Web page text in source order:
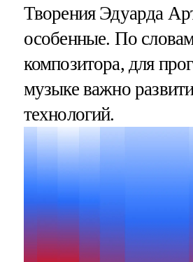
Творения Эдуарда
особенные. По
композитора, для
музыке важно
технологий.